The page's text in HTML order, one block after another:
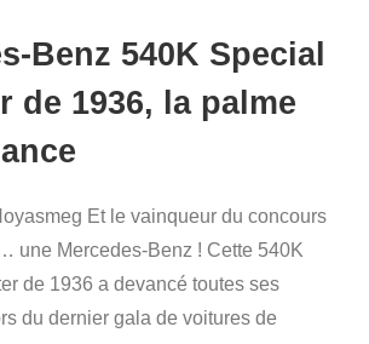
Benz 540K Special
de 1936, la palme
Et le vainqueur du concours
une Mercedes-Benz ! Cette 540K
de 1936 a devancé toutes ses
du dernier gala de voitures de